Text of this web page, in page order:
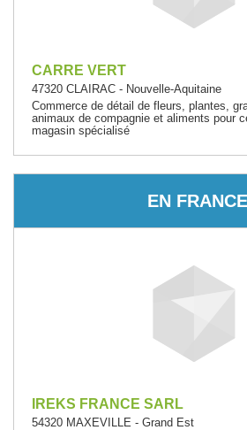
CARRE VERT
47320 CLAIRAC - Nouvelle-Aquitaine
Commerce de détail de fleurs, plantes,
animaux de compagnie et aliments pour
magasin spécialisé
EN FRANCE
IREKS FRANCE SARL
54320 MAXEVILLE - Grand Est